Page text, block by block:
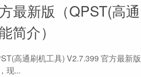
最新版（QPST(高通
简介）
高通刷机工具) V2.7.399 官方最新版
现...